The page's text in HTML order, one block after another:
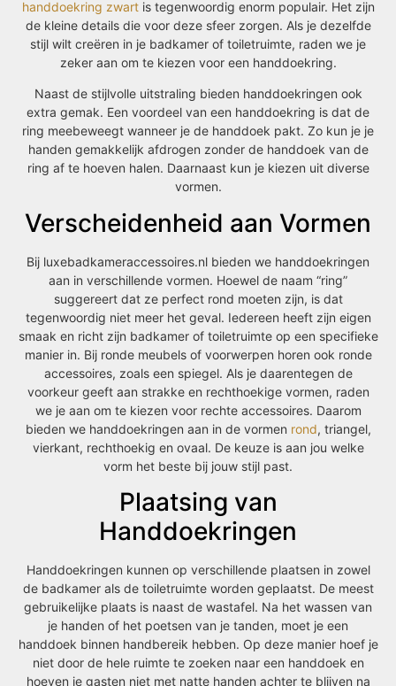
handdoekring zwartis tegenwoordig enorm populair. Het zijn
de kleine details die voor deze sfeer zorgen. Als je dezelfde
stijl wilt creëren in je badkamer of toiletruimte, raden we je
zeker aan om te kiezen voor een handdoekring.
Naast de stijlvolle uitstraling bieden handdoekringen ook
extra gemak. Een voordeel van een handdoekring is dat de
ring meebeweegt wanneer je de handdoek pakt. Zo kun je je
handen gemakkelijk afdrogen zonder de handdoek van de
ring af te hoeven halen. Daarnaast kun je kiezen uit diverse
vormen.
Verscheidenheid aan Vormen
Bij luxebadkameraccessoires.nl bieden we handdoekringen
aan in verschillende vormen. Hoewel de naam “ring”
suggereert dat ze perfect rond moeten zijn, is dat
tegenwoordig niet meer het geval. Iedereen heeft zijn eigen
smaak en richt zijn badkamer of toiletruimte op een specifieke
manier in. Bij ronde meubels of voorwerpen horen ook ronde
accessoires, zoals een spiegel. Als je daarentegen de
voorkeur geeft aan strakke en rechthoekige vormen, raden
we je aan om te kiezen voor rechte accessoires. Daarom
bieden we handdoekringen aan in de vormen rond, triangel,
vierkant, rechthoekig en ovaal. De keuze is aan jou welke
vorm het beste bij jouw stijl past.
Plaatsing van
Handdoekringen
Handdoekringen kunnen op verschillende plaatsen in zowel
de badkamer als de toiletruimte worden geplaatst. De meest
gebruikelijke plaats is naast de wastafel. Na het wassen van
je handen of het poetsen van je tanden, moet je een
handdoek binnen handbereik hebben. Op deze manier hoef je
niet door de hele ruimte te zoeken naar een handdoek en
hoeven je gasten niet met natte handen achter te blijven na